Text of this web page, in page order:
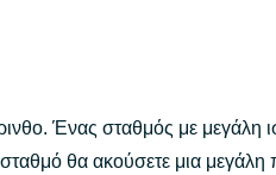
Ένας σταθμός με μεγάλη
θα ακούσετε μια μεγάλη